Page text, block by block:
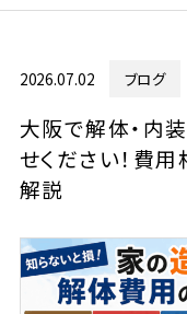
2026.07.02 ブログ
大阪で解体・内
せください！費
解説